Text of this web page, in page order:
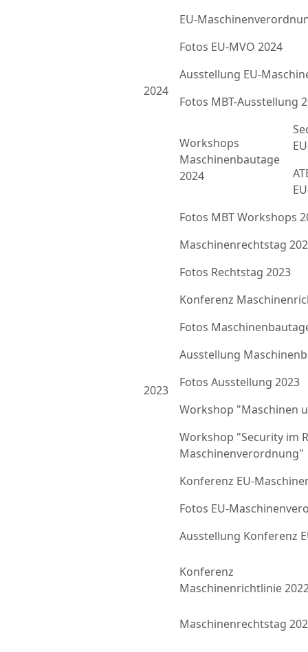
2024
EU-
Fotos EU-MVO 2024
Ausstellung EU-
Fotos MBT-Ausstellung
Workshops
Maschinenbautage
2024
Fotos MBT Workshops
2023
Maschinenrechtstag
Fotos Rechtstag 2023
Konferenz
Fotos
Ausstellung
Fotos Ausstellung 2023
Workshop "Maschinen
Workshop "Security im
Maschinenverordnung"
Konferenz EU-
Fotos EU-
Ausstellung Konferenz
Konferenz
Maschinenrichtlinie
Maschinenrechtstag